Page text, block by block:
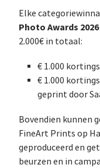
Elke
Photo Awards 2026
2.000€ in totaal:
€ 1.000
€ 1.000
geprint door
Bovendien kunnen
FineArt Prints op
geproduceerd en
beurzen en in